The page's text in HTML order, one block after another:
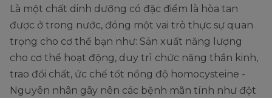
Là một chất dinh dưỡng có đặc điểm là hòa tan
được ở trong nước, đóng một vai trò thực sự quan
trọng cho cơ thể bạn như: Sản xuất năng lượng
cho cơ thể hoạt động, duy trì chức năng thần kinh,
trao đổi chất, ức chế tốt nồng độ homocysteine -
Nguyên nhân gây nên các bệnh mãn tính như đột